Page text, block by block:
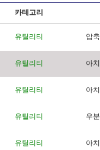
카테고리
유틸리티 압축
유틸리티 아치
유틸리티 아치
유틸리티 우분
유틸리티 아치